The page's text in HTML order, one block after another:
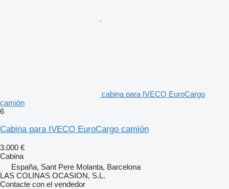
cabina para IVECO EuroCargo
camión
6
Cabina para IVECO EuroCargo camión
3.000 €
Cabina
España, Sant Pere Molanta, Barcelona
LAS COLINAS OCASION, S.L.
Contacte con el vendedor